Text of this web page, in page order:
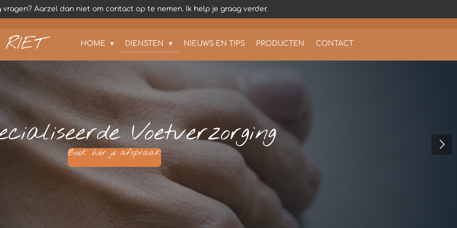
vragen? Aarzel dan niet om contact op te nemen. Ik help je graag verder.
HOME DIENSTEN NIEUWS EN TIPS PRODUCTEN CONTACT
Voetverzorging
Boek hier je afspraak